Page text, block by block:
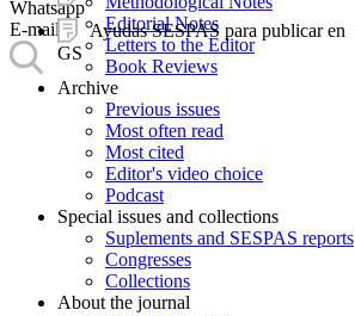
Ayudas SESPAS para publicar en
GS
Whatsapp
E-mail
Editorial Notes
Letters to the Editor
Book Reviews
Archive
Previous issues
Most often read
Most cited
Editor's video choice
Podcast
Special issues and collections
Suplements and SESPAS reports
Congresses
Collections
About the journal